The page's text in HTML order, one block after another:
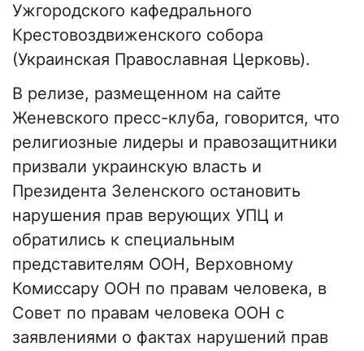
Ужгородского кафедрального
Крестовоздвиженского собора
(Украинская Православная Церковь).
В релизе, размещенном на сайте
Женевского пресс-клуба, говорится, что
религиозные лидеры и правозащитники
призвали украинскую власть и
Президента Зеленского остановить
нарушения прав верующих УПЦ и
обратились к специальным
представителям ООН, Верховному
Комиссару ООН по правам человека, в
Совет по правам человека ООН с
заявлениями о фактах нарушений прав